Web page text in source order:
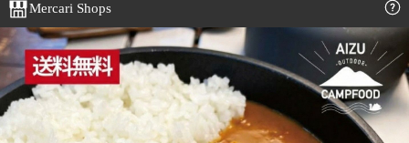
Mercari Shops